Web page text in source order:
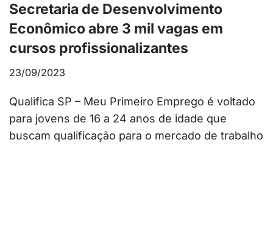
Secretaria de Desenvolvimento
Econômico abre 3 mil vagas em
cursos profissionalizantes
23/09/2023
Qualifica SP – Meu Primeiro Emprego é voltado
para jovens de 16 a 24 anos de idade que
buscam qualificação para o mercado de trabalho